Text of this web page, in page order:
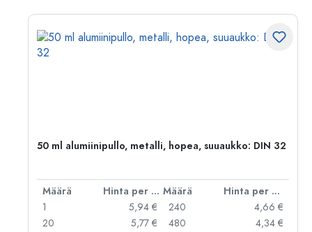
50 ml alumiinipullo, metalli, hopea, suuaukko: DIN 32
Määrä Hinta per kpl Määrä
Hinta per kpl
1
5,94 €
20
5,77 €
240
4,66 €
480
4,34 €